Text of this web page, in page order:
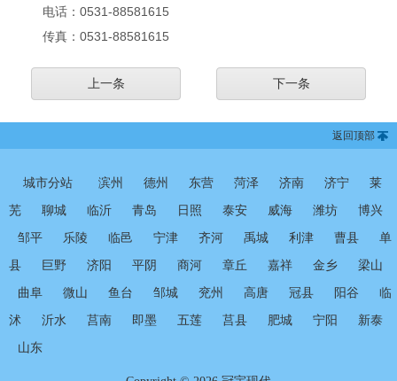
电话： 0531-88581615
传真： 0531-88581615
上一条 下一条
返回顶部
城市分站 滨州 德州 东营 菏泽 济南 济宁
莱
芜
聊城 临沂 青岛 日照 泰安 威海 潍坊
博兴
邹平
乐陵 临邑 宁津 齐河 禹城 利津 曹县
单
县
巨野 济阳 平阴 商河 章丘 嘉祥 金乡
梁山
曲阜
微山 鱼台 邹城 兖州 高唐 冠县 阳谷
临
沭
沂水 莒南 即墨 五莲 莒县 肥城 宁阳
新泰
山东